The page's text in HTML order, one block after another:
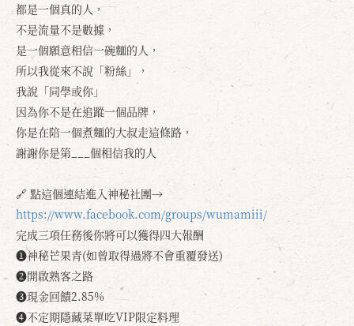
都是一個真的人，
不是流量不是數據，
是一個願意相信一碗麵的人，
所以我從來不說「粉絲」，
我說「同學或你」
因為你不是在追蹤一個品牌，
你是在陪一個煮麵的大叔走這條路，
謝謝你是第___個相信我的人
🔗 點這個連結進入神秘社團→
https://www.facebook.com/groups/wumamiii/
完成三項任務後你將可以獲得四大報酬
❶神秘芒果青(如曾取得過將不會重覆發送)
❷開啟熟客之路
❸現金回饋2.85%
❹不定期隱藏菜單吃VIP限定料理
確定 取消